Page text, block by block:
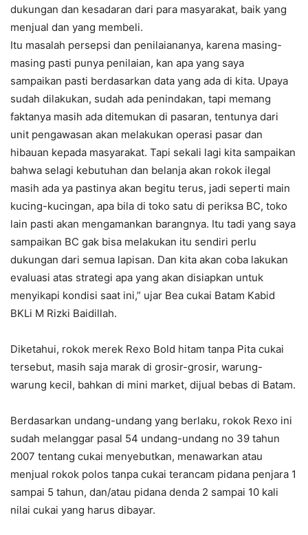
dukungan dan kesadaran dari para masyarakat, baik yang
menjual dan yang membeli.
Itu masalah persepsi dan penilaiananya, karena masing-
masing pasti punya penilaian, kan apa yang saya
sampaikan pasti berdasarkan data yang ada di kita. Upaya
sudah dilakukan, sudah ada penindakan, tapi memang
faktanya masih ada ditemukan di pasaran, tentunya dari
unit pengawasan akan melakukan operasi pasar dan
hibauan kepada masyarakat. Tapi sekali lagi kita sampaikan
bahwa selagi kebutuhan dan belanja akan rokok ilegal
masih ada ya pastinya akan begitu terus, jadi seperti main
kucing-kucingan, apa bila di toko satu di periksa BC, toko
lain pasti akan mengamankan barangnya. Itu tadi yang saya
sampaikan BC gak bisa melakukan itu sendiri perlu
dukungan dari semua lapisan. Dan kita akan coba lakukan
evaluasi atas strategi apa yang akan disiapkan untuk
menyikapi kondisi saat ini,” ujar Bea cukai Batam Kabid
BKLi M Rizki Baidillah.
Diketahui, rokok merek Rexo Bold hitam tanpa Pita cukai
tersebut, masih saja marak di grosir-grosir, warung-
warung kecil, bahkan di mini market, dijual bebas di Batam.
Berdasarkan undang-undang yang berlaku, rokok Rexo ini
sudah melanggar pasal 54 undang-undang no 39 tahun
2007 tentang cukai menyebutkan, menawarkan atau
menjual rokok polos tanpa cukai terancam pidana penjara 1
sampai 5 tahun, dan/atau pidana denda 2 sampai 10 kali
nilai cukai yang harus dibayar.